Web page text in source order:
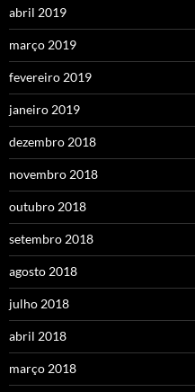
abril 2019
março 2019
fevereiro 2019
janeiro 2019
dezembro 2018
novembro 2018
outubro 2018
setembro 2018
agosto 2018
julho 2018
abril 2018
março 2018